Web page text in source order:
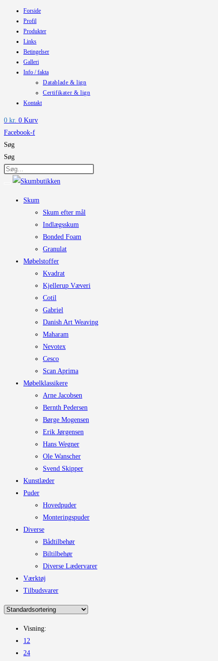
Forside
Profil
Produkter
Links
Betingelser
Galleri
Info / fakta
Datablade & lign
Certifikater & lign
Kontakt
0 kr. 0 Kurv
Facebook-f
Søg
Søg
Skum
Skum efter mål
Indlægsskum
Bonded Foam
Granulat
Møbelstoffer
Kvadrat
Kjellerup Væveri
Cotil
Gabriel
Danish Art Weaving
Maharam
Nevotex
Cesco
Scan Aprima
Møbelklassikere
Arne Jacobsen
Bernth Pedersen
Børge Mogensen
Erik Jørgensen
Hans Wegner
Ole Wanscher
Svend Skipper
Kunstlæder
Puder
Hovedpuder
Monteringspuder
Diverse
Bådtilbehør
Biltilbehør
Diverse Lædervarer
Værktøj
Tilbudsvarer
Visning:
12
24